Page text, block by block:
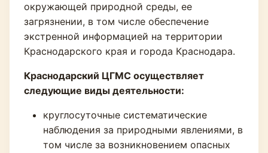
окружающей природной среды, ее
загрязнении, в том числе обеспечение
экстренной информацией на территории
Краснодарского края и города Краснодара.
Краснодарский ЦГМС осуществляет
следующие виды деятельности:
круглосуточные систематические
наблюдения за природными явлениями, в
том числе за возникновением опасных